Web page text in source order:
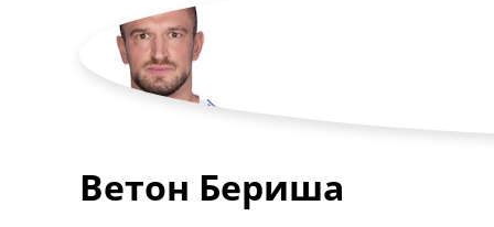
Новости футбола Украины
Последние комментарии
Конкурс прогнозов
Логин
Рейтинги
Турниры
Чемпионат Мира
Ветон Бериша